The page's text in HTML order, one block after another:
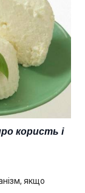
користь і
якщо